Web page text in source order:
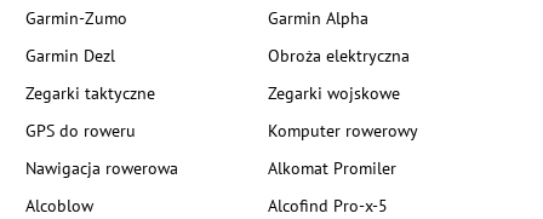
Garmin-Zumo
Garmin Alpha
Garmin Dezl
Obroża elektryczna
Zegarki taktyczne
Zegarki wojskowe
GPS do roweru
Komputer rowerowy
Nawigacja rowerowa
Alkomat Promiler
Alcoblow
Alcofind Pro-x-5